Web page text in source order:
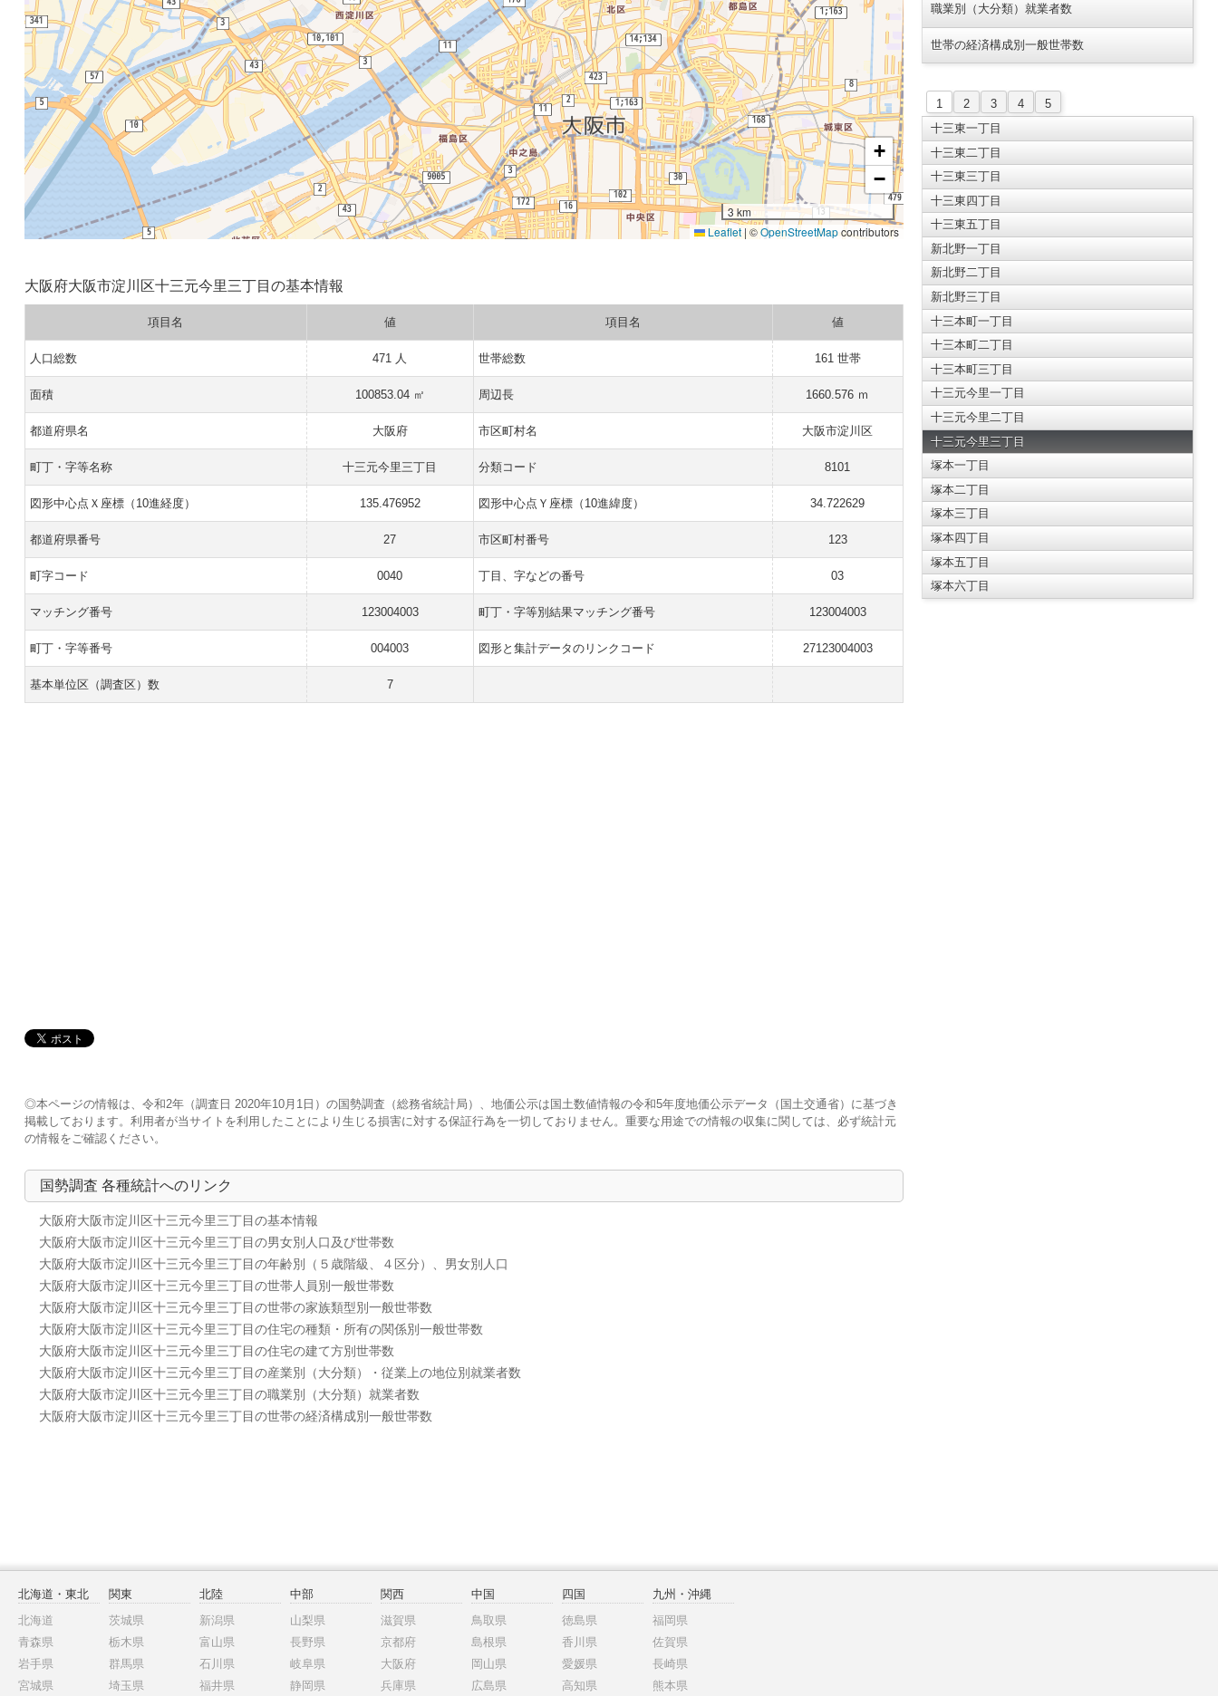
+
−
3 km
Leaflet | ©OpenStreetMapcontributors
大阪府大阪市淀川区十三元今里三丁目の基本情報
項目名 値 項目名 値
人口総数 471 人 世帯総数 161 世帯
面積 100853.04 ㎡ 周辺長 1660.576 ｍ
都道府県名 大阪府 市区町村名 大阪市淀川区
町丁・字等名称 十三元今里三丁目 分類コード 8101
図形中心点Ｘ座標（10進経度） 135.476952 図形中心点Ｙ座標（10進緯度） 34.722629
都道府県番号 27 市区町村番号 123
町字コード 0040 丁目、字などの番号 03
マッチング番号 123004003 町丁・字等別結果マッチング番号 123004003
町丁・字等番号 004003 図形と集計データのリンクコード 27123004003
基本単位区（調査区）数 7
◎本ページの情報は、令和2年（調査日 2020年10月1日）の国勢調査（総務省統計局）、地価公示は国土数値情報の令和5年度地価公示データ（国土交通省）に基づき
掲載しております。利用者が当サイトを利用したことにより生じる損害に対する保証行為を一切しておりません。重要な用途での情報の収集に関しては、必ず統計元
の情報をご確認ください。
国勢調査 各種統計へのリンク
大阪府大阪市淀川区十三元今里三丁目の基本情報
大阪府大阪市淀川区十三元今里三丁目の男女別人口及び世帯数
大阪府大阪市淀川区十三元今里三丁目の年齢別（５歳階級、４区分）、男女別人口
大阪府大阪市淀川区十三元今里三丁目の世帯人員別一般世帯数
大阪府大阪市淀川区十三元今里三丁目の世帯の家族類型別一般世帯数
大阪府大阪市淀川区十三元今里三丁目の住宅の種類・所有の関係別一般世帯数
大阪府大阪市淀川区十三元今里三丁目の住宅の建て方別世帯数
大阪府大阪市淀川区十三元今里三丁目の産業別（大分類）・従業上の地位別就業者数
大阪府大阪市淀川区十三元今里三丁目の職業別（大分類）就業者数
大阪府大阪市淀川区十三元今里三丁目の世帯の経済構成別一般世帯数
職業別（大分類）就業者数
世帯の経済構成別一般世帯数
1 2 3 4
5
十三東一丁目
十三東二丁目
十三東三丁目
十三東四丁目
十三東五丁目
新北野一丁目
新北野二丁目
新北野三丁目
十三本町一丁目
十三本町二丁目
十三本町三丁目
十三元今里一丁目
十三元今里二丁目
十三元今里三丁目
塚本一丁目
塚本二丁目
塚本三丁目
塚本四丁目
塚本五丁目
塚本六丁目
北海道・東北
北海道
青森県
岩手県
宮城県
関東
茨城県
栃木県
群馬県
埼玉県
北陸
新潟県
富山県
石川県
福井県
中部
山梨県
長野県
岐阜県
静岡県
関西
滋賀県
京都府
大阪府
兵庫県
中国
鳥取県
島根県
岡山県
広島県
四国
徳島県
香川県
愛媛県
高知県
九州・沖縄
福岡県
佐賀県
長崎県
熊本県